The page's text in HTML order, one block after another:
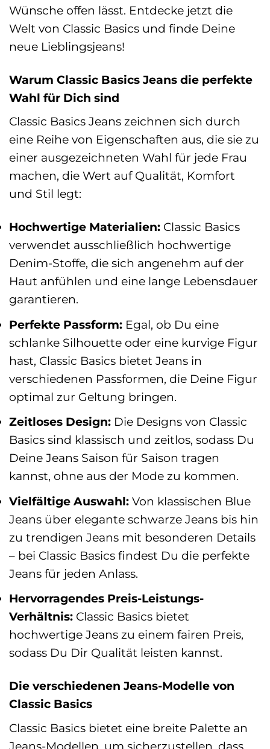
Wünsche offen lässt. Entdecke jetzt die
Welt von Classic Basics und finde Deine
neue Lieblingsjeans!
Warum Classic Basics Jeans die perfekte
Wahl für Dich sind
Classic Basics Jeans zeichnen sich durch
eine Reihe von Eigenschaften aus, die sie zu
einer ausgezeichneten Wahl für jede Frau
machen, die Wert auf Qualität, Komfort
und Stil legt:
Hochwertige Materialien: Classic Basics
verwendet ausschließlich hochwertige
Denim-Stoffe, die sich angenehm auf der
Haut anfühlen und eine lange Lebensdauer
garantieren.
Perfekte Passform: Egal, ob Du eine
schlanke Silhouette oder eine kurvige Figur
hast, Classic Basics bietet Jeans in
verschiedenen Passformen, die Deine Figur
optimal zur Geltung bringen.
Zeitloses Design: Die Designs von Classic
Basics sind klassisch und zeitlos, sodass Du
Deine Jeans Saison für Saison tragen
kannst, ohne aus der Mode zu kommen.
Vielfältige Auswahl: Von klassischen Blue
Jeans über elegante schwarze Jeans bis hin
zu trendigen Jeans mit besonderen Details
– bei Classic Basics findest Du die perfekte
Jeans für jeden Anlass.
Hervorragendes Preis-Leistungs-
Verhältnis: Classic Basics bietet
hochwertige Jeans zu einem fairen Preis,
sodass Du Dir Qualität leisten kannst.
Die verschiedenen Jeans-Modelle von
Classic Basics
Classic Basics bietet eine breite Palette an
Jeans-Modellen, um sicherzustellen, dass